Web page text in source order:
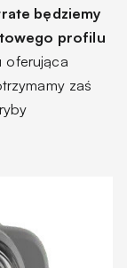
będziemy
profilu
oferująca
zaś